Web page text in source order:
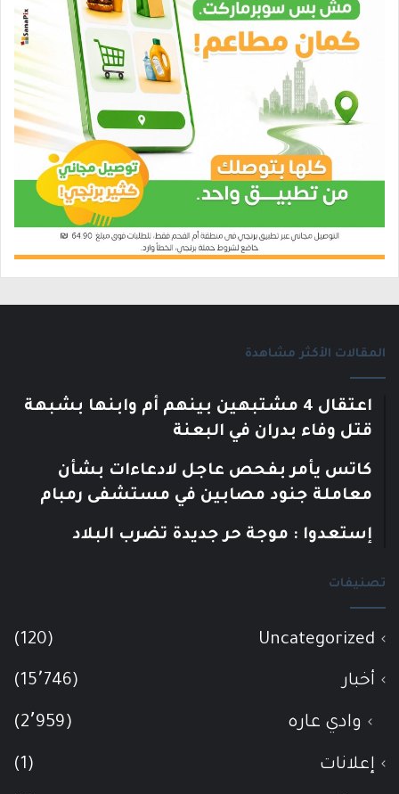
المقالات الأكثر مشاهدة
اعتقال 4 مشتبهين بينهم أم وابنها بشبهة
قتل وفاء بدران في البعنة
كاتس يأمر بفحص عاجل لادعاءات بشأن
معاملة جنود مصابين في مستشفى رمبام
إستعدوا : موجة حر جديدة تضرب البلاد
تصنيفات
Uncategorized
(120)
أخبار (15٬746)
وادي عاره (2٬959)
إعلانات (1)